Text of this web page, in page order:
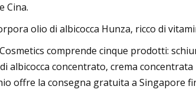
Cina.
olio di albicocca Hunza, ricco di
comprende cinque prodotti:
albicocca concentrato, crema
offre la consegna gratuita a Singapore